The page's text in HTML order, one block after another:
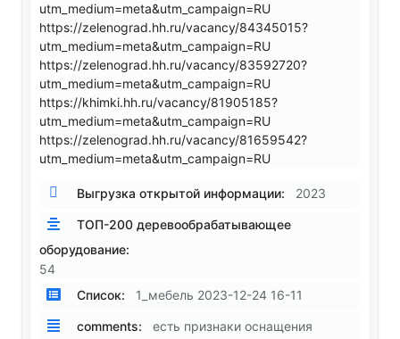
utm_medium=meta&utm_campaign=RU
https://zelenograd.hh.ru/vacancy/84345015?
utm_medium=meta&utm_campaign=RU
https://zelenograd.hh.ru/vacancy/83592720?
utm_medium=meta&utm_campaign=RU
https://khimki.hh.ru/vacancy/81905185?
utm_medium=meta&utm_campaign=RU
https://zelenograd.hh.ru/vacancy/81659542?
utm_medium=meta&utm_campaign=RU
Выгрузка открытой информации: 2023
ТОП-200 деревообрабатывающее
оборудование:
54
Список:
1_мебель 2023-12-24 16-11
comments:
есть признаки оснащения